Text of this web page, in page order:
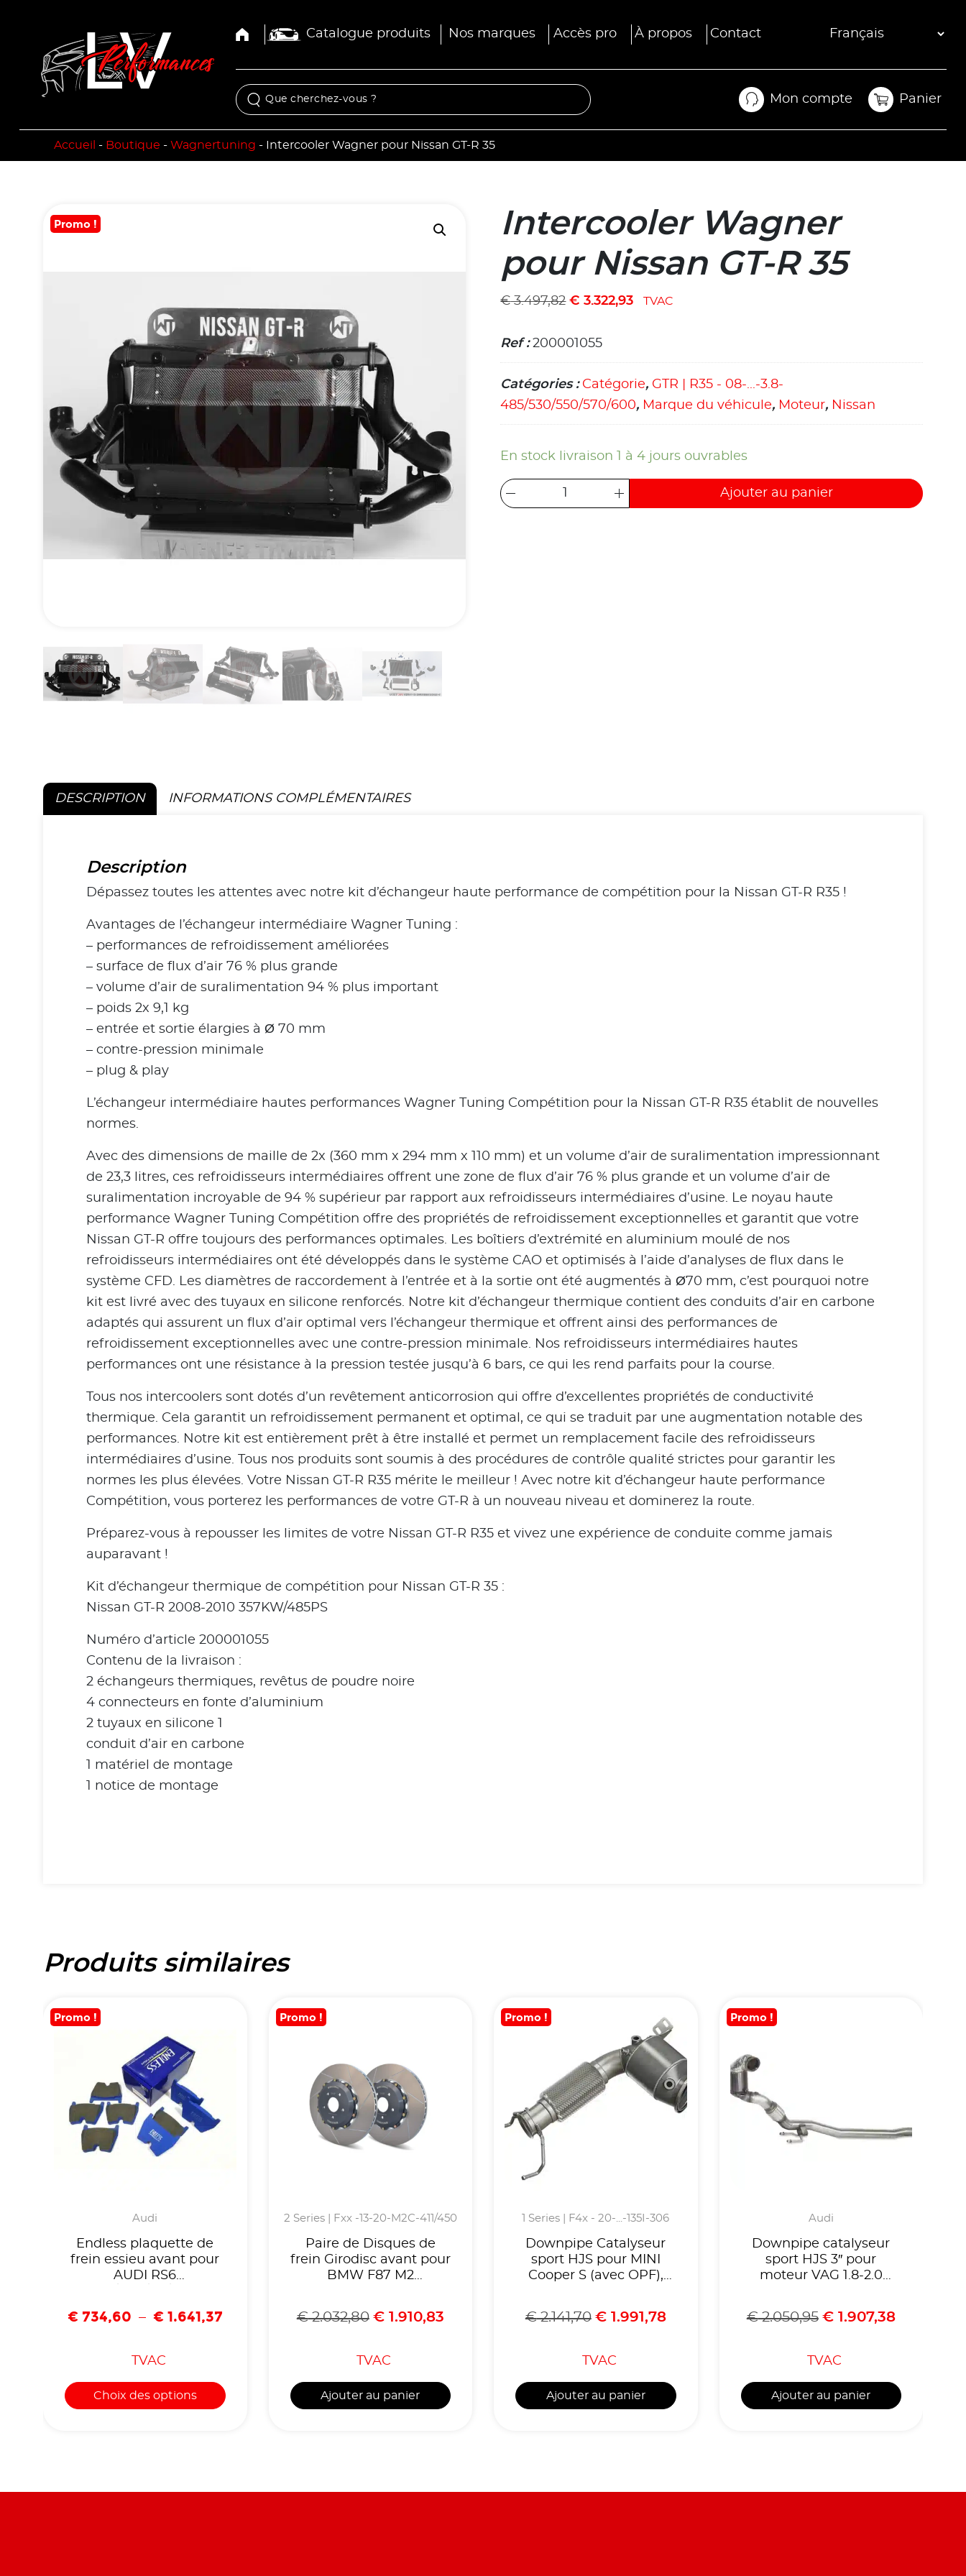
Catalogue produits Nos marques Accès pro À propos Contact
Mon compte
Mon compte
Panier
Panier
Accueil - Boutique - Wagnertuning - Intercooler Wagner pour Nissan GT-R 35
Promo !
Intercooler Wagner
pour Nissan GT-R 35
€3.497,82 € 3.322,93 TVAC
Ref :200001055
Catégories : Catégorie, GTR | R35 - 08-...-3.8-
485/530/550/570/600, Marque du véhicule, Moteur, Nissan
En stock livraison 1 à 4 jours ouvrables
Ajouter au panier
DESCRIPTION INFORMATIONS COMPLÉMENTAIRES
Description
Dépassez toutes les attentes avec notre kit d’échangeur haute performance de compétition pour la Nissan GT-R R35 !
Avantages de l’échangeur intermédiaire Wagner Tuning :
– performances de refroidissement améliorées
– surface de flux d’air 76 % plus grande
– volume d’air de suralimentation 94 % plus important
– poids 2x 9,1 kg
– entrée et sortie élargies à Ø 70 mm
– contre-pression minimale
– plug & play
L’échangeur intermédiaire hautes performances Wagner Tuning Compétition pour la Nissan GT-R R35 établit de nouvelles
normes.
Avec des dimensions de maille de 2x (360 mm x 294 mm x 110 mm) et un volume d’air de suralimentation impressionnant
de 23,3 litres, ces refroidisseurs intermédiaires offrent une zone de flux d’air 76 % plus grande et un volume d’air de
suralimentation incroyable de 94 % supérieur par rapport aux refroidisseurs intermédiaires d’usine. Le noyau haute
performance Wagner Tuning Compétition offre des propriétés de refroidissement exceptionnelles et garantit que votre
Nissan GT-R offre toujours des performances optimales. Les boîtiers d’extrémité en aluminium moulé de nos
refroidisseurs intermédiaires ont été développés dans le système CAO et optimisés à l’aide d’analyses de flux dans le
système CFD. Les diamètres de raccordement à l’entrée et à la sortie ont été augmentés à Ø70 mm, c’est pourquoi notre
kit est livré avec des tuyaux en silicone renforcés. Notre kit d’échangeur thermique contient des conduits d’air en carbone
adaptés qui assurent un flux d’air optimal vers l’échangeur thermique et offrent ainsi des performances de
refroidissement exceptionnelles avec une contre-pression minimale. Nos refroidisseurs intermédiaires hautes
performances ont une résistance à la pression testée jusqu’à 6 bars, ce qui les rend parfaits pour la course.
Tous nos intercoolers sont dotés d’un revêtement anticorrosion qui offre d’excellentes propriétés de conductivité
thermique. Cela garantit un refroidissement permanent et optimal, ce qui se traduit par une augmentation notable des
performances. Notre kit est entièrement prêt à être installé et permet un remplacement facile des refroidisseurs
intermédiaires d’usine. Tous nos produits sont soumis à des procédures de contrôle qualité strictes pour garantir les
normes les plus élevées. Votre Nissan GT-R R35 mérite le meilleur ! Avec notre kit d’échangeur haute performance
Compétition, vous porterez les performances de votre GT-R à un nouveau niveau et dominerez la route.
Préparez-vous à repousser les limites de votre Nissan GT-R R35 et vivez une expérience de conduite comme jamais
auparavant !
Kit d’échangeur thermique de compétition pour Nissan GT-R 35 :
Nissan GT-R 2008-2010 357KW/485PS
Numéro d’article 200001055
Contenu de la livraison :
2 échangeurs thermiques, revêtus de poudre noire
4 connecteurs en fonte d’aluminium
2 tuyaux en silicone 1
conduit d’air en carbone
1 matériel de montage
1 notice de montage
Produits similaires
Promo !
Audi
Endless plaquette de
frein essieu avant pour
AUDI RS6
EIP159
€734,60 – €1.641,37
TVAC
Choix des options
Promo !
2 Series | Fxx -13-20-M2C-411/450
Paire de Disques de
frein Girodisc avant pour
BMW F87 M2
BMW/BMW G87 M2
€2.032,80 €1.910,83
TVAC
Ajouter au panier
Promo !
1 Series | F4x - 20-...-135I-306
Downpipe Catalyseur
sport HJS pour MINI
Cooper S (avec OPF),
xDrive EURO 6d-
CE,référence 90822031
€2.141,70 €1.991,78
TVAC
Ajouter au panier
Promo !
Audi
Downpipe catalyseur
sport HJS 3″ pour
moteur VAG 1.8-2.0
Skoda Octavia ,Seat
CE, référence 90951135
€2.050,95 €1.907,38
TVAC
Ajouter au panier